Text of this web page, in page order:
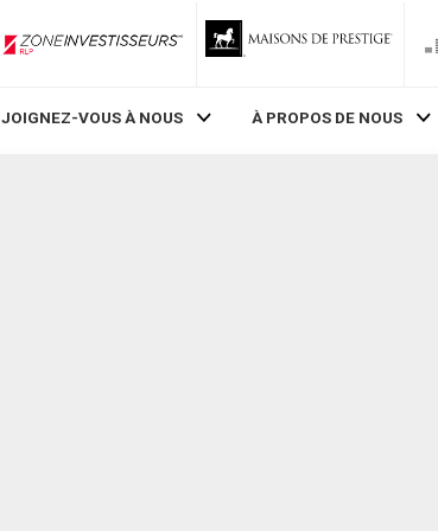
ZoneInvestisseurs RLP
JOIGNEZ-VOUS À NOUS À PROPOS DE NOUS